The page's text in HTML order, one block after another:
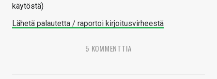
käytöstä)
Lähetä palautetta / raportoi kirjoitusvirheestä
5 KOMMENTTIA